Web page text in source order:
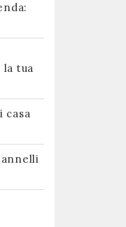
tua
casa